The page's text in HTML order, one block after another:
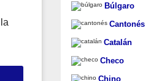
Búlgaro
Cantonés
Catalán
Checo
Chino